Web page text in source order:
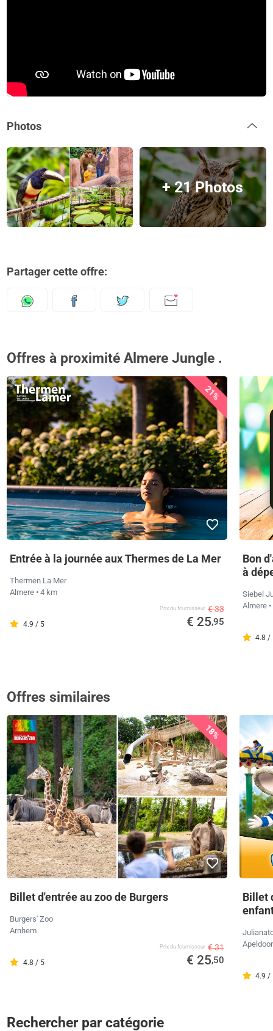
Photos
+ 21 Photos
Partager cette offre:
Offres à proximité Almere Jungle .
21%
Entrée à la journée aux Thermes de La Mer
Thermen La Mer
Almere • 4 km
4.9 / 5
Prix ​​du fournisseur € 33
€ 25,95
Bon
à
Siebel
Almere
4.8 /
Offres similaires
18%
Billet d'entrée au zoo de Burgers
Burgers' Zoo
Arnhem
4.8 / 5
Prix ​​du fournisseur € 31
€ 25,50
Billet
4.9 /
Rechercher par catégorie